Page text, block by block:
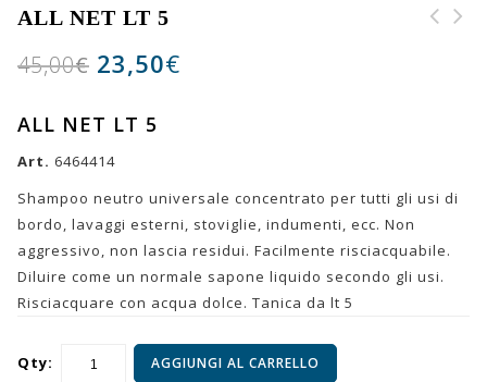
ALL NET LT 5
45,00€ 23,50€
ALL NET LT 5
Art. 6464414
Shampoo neutro universale concentrato per tutti gli usi di
bordo, lavaggi esterni, stoviglie, indumenti, ecc. Non
aggressivo, non lascia residui. Facilmente risciacquabile.
Diluire come un normale sapone liquido secondo gli usi.
Risciacquare con acqua dolce. Tanica da lt 5
Qty: AGGIUNGI AL CARRELLO